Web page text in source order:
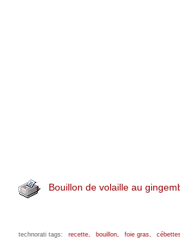
Bouillon de volaille au
technorati tags: recette, bouillon, foie gras,